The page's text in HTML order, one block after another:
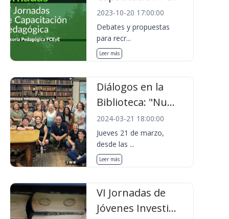
2023-10-20 17:00:00
Debates y propuestas
para recr...
Leer más
Diálogos en la
Biblioteca: "Nu...
2024-03-21 18:00:00
Jueves 21 de marzo,
desde las ...
Leer más
VI Jornadas de
Jóvenes Investi...